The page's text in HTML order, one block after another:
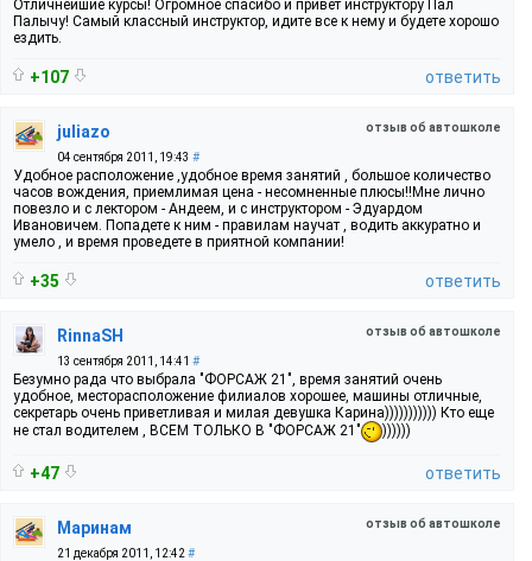
Отличнейшие курсы! Огромное спасибо и привет инструктору Пал
Палычу! Самый классный инструктор, идите все к нему и будете хорошо
ездить.
+107 ответить
отзыв об автошколе
juliazo
04 сентября 2011, 19:43 #
Удобное расположение ,удобное время занятий , большое количество
часов вождения, приемлимая цена - несомненные плюсы!!Мне лично
повезло и с лектором - Андеем, и с инструктором - Эдуардом
Ивановичем. Попадете к ним - правилам научат , водить аккуратно и
умело , и время проведете в приятной компании!
+35 ответить
отзыв об автошколе
RinnaSH
13 сентября 2011, 14:41 #
Безумно рада что выбрала "ФОРСАЖ 21", время занятий очень
удобное, месторасположение филиалов хорошее, машины отличные,
секретарь очень приветливая и милая девушка Карина))))))))))) Кто еще
не стал водителем , ВСЕМ ТОЛЬКО В "ФОРСАЖ 21"
))))))
+47 ответить
отзыв об автошколе
Маринам
21 декабря 2011, 12:42 #